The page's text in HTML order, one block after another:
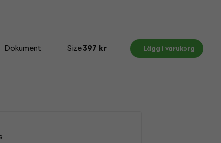
Dokument Size Chart
397 kr Lägg i varukorg